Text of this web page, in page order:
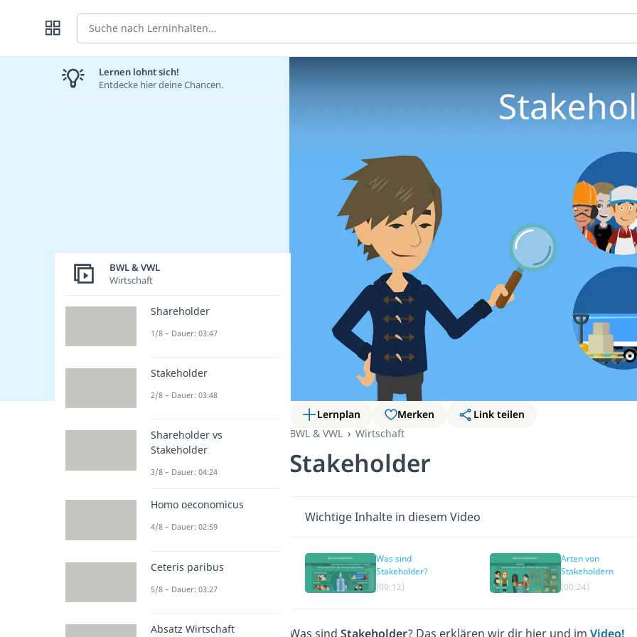
Suche
Lernplan Merken
Link teilen
BWL & VWL
Wirtschaft
Stakeholder
Wichtige Inhalte in diesem Video
Was sind
Stakeholder?
(00:12)
Arten von
Stakeholdern
(00:24)
Was sind Stakeholder? Das erklären wir dir hier und im Video!
Lernen lohnt sich!
Entdecke hier deine Chancen.
BWL & VWL
Wirtschaft
Shareholder
1/8 – Dauer: 03:47
Stakeholder
2/8 – Dauer: 03:48
Shareholder vs
Stakeholder
3/8 – Dauer: 04:24
Homo oeconomicus
4/8 – Dauer: 02:59
Ceteris paribus
5/8 – Dauer: 03:27
Absatz Wirtschaft